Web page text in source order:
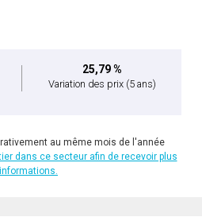
25,79 %
Variation des prix (5 ans)
au même mois de l'année
dans ce secteur afin de recevoir plus